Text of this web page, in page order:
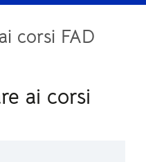
corsi FAD
ai corsi